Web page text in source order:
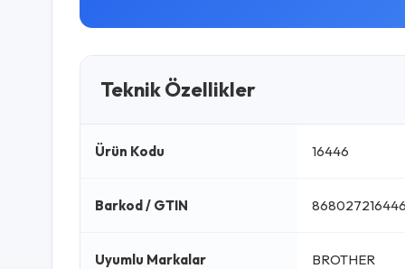
Teknik Özellikler
Ürün Kodu 16446
Barkod / GTIN
Uyumlu Markalar BROTHER